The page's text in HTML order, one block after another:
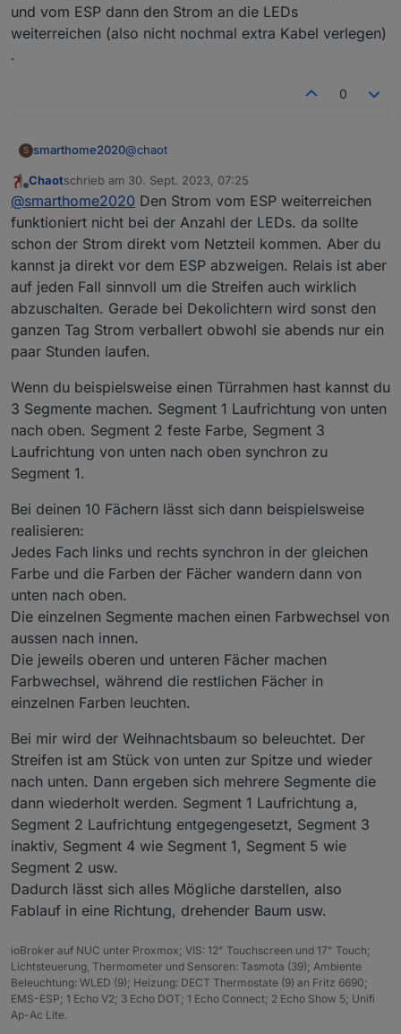
und vom ESP dann den Strom an die LEDs
weiterreichen (also nicht nochmal extra Kabel verlegen)
.
0
S smarthome2020@chaot
Vielen Dank für deine Antwort . Wenn ich die
LEDs in Serie um den Türrahmen lege, dann
ist zB die Laufrichtung links von unten nach
oben und rechts von oben nach unten. Kann
man das mit WLED so einrichten , das
Segment 1 (unten links) zusammen mit
Segment 10 (unten rechts und inverse
Laufrichtung) ein einheitliches Lichtmuster
Ich wollte gerne das Netzteil nur am ESP
anklemmen und vom ESP dann den Strom an
extra Kabel verlegen) .
Offline
Chaotschrieb am 30. Sept. 2023, 07:25
zuletzt editiert von
@smarthome2020 Den Strom vom ESP weiterreichen
funktioniert nicht bei der Anzahl der LEDs. da sollte
schon der Strom direkt vom Netzteil kommen. Aber du
kannst ja direkt vor dem ESP abzweigen. Relais ist aber
auf jeden Fall sinnvoll um die Streifen auch wirklich
abzuschalten. Gerade bei Dekolichtern wird sonst den
ganzen Tag Strom verballert obwohl sie abends nur ein
paar Stunden laufen.
Wenn du beispielsweise einen Türrahmen hast kannst du
3 Segmente machen. Segment 1 Laufrichtung von unten
nach oben. Segment 2 feste Farbe, Segment 3
Laufrichtung von unten nach oben synchron zu
Segment 1.
Bei deinen 10 Fächern lässt sich dann beispielsweise
realisieren:
Jedes Fach links und rechts synchron in der gleichen
Farbe und die Farben der Fächer wandern dann von
unten nach oben.
Die einzelnen Segmente machen einen Farbwechsel von
aussen nach innen.
Die jeweils oberen und unteren Fächer machen
Farbwechsel, während die restlichen Fächer in
einzelnen Farben leuchten.
Bei mir wird der Weihnachtsbaum so beleuchtet. Der
Streifen ist am Stück von unten zur Spitze und wieder
nach unten. Dann ergeben sich mehrere Segmente die
dann wiederholt werden. Segment 1 Laufrichtung a,
Segment 2 Laufrichtung entgegengesetzt, Segment 3
inaktiv, Segment 4 wie Segment 1, Segment 5 wie
Segment 2 usw.
Dadurch lässt sich alles Mögliche darstellen, also
Fablauf in eine Richtung, drehender Baum usw.
ioBroker auf NUC unter Proxmox; VIS: 12" Touchscreen und 17" Touch;
Lichtsteuerung, Thermometer und Sensoren: Tasmota (39); Ambiente
Beleuchtung: WLED (9); Heizung: DECT Thermostate (9) an Fritz 6690;
EMS-ESP; 1 Echo V2; 3 Echo DOT; 1 Echo Connect; 2 Echo Show 5; Unifi
Ap-Ac Lite.